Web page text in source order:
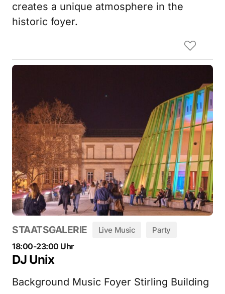
creates a unique atmosphere in the
historic foyer.
STAATSGALERIE Live Music Party
18:00-23:00 Uhr
DJ Unix
Background Music Foyer Stirling Building